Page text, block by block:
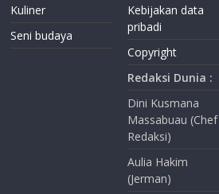
Kuliner
Seni budaya
Kebijakan data
pribadi
Copyright
Redaksi Dunia :
Dini Kusmana
Massabuau (Chef
Redaksi)
Aulia Hakim
(Jerman)